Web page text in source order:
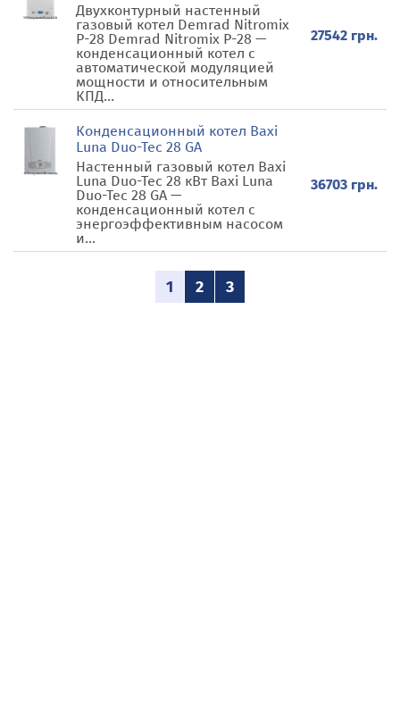
Двухконтурный настенный
газовый котел Demrad Nitromix
Р-28 Demrad Nitromix Р-28 —
конденсационный котел с
автоматической модуляцией
мощности и относительным
КПД...
27542 грн.
Конденсационный котел Baxi
Luna Duo-Tec 28 GA
Настенный газовый котел Baxi
Luna Duo-Tec 28 кВт Baxi Luna
Duo-Tec 28 GA —
конденсационный котел с
энергоэффективным насосом
и...
36703 грн.
1 2 3